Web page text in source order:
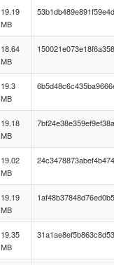
19.19
MB
18.64
MB
19.3
MB
19.18
MB
19.02
MB
19.19
MB
19.35
MB